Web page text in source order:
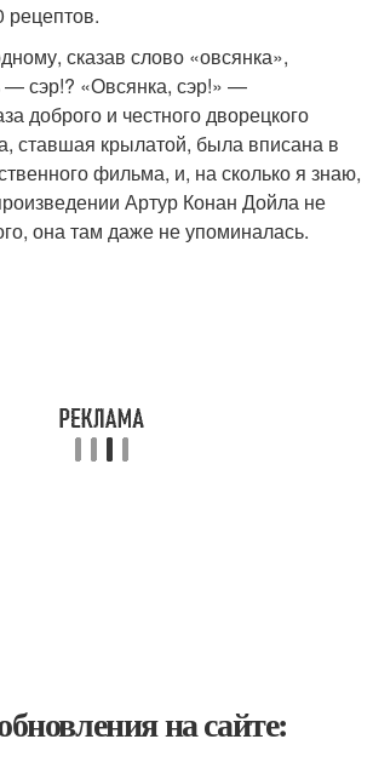
рецептов.
сказав слово «овсянка»,
— сэр!? «Овсянка, сэр!» —
доброго и честного дворецкого
ставшая крылатой, была вписана в
фильма, и, на сколько я знаю,
Артур Конан Дойла не
она там даже не упоминалась.
на сайте: